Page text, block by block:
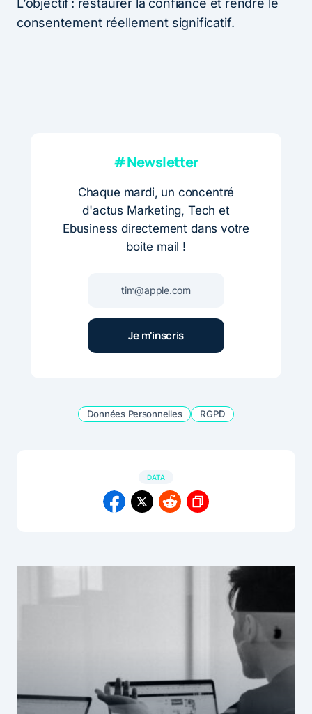
L’objectif : restaurer la confiance et rendre le
consentement réellement significatif.
#Newsletter
Chaque mardi, un concentré
d'actus Marketing, Tech et
Ebusiness directement dans votre
boite mail !
Données Personnelles RGPD
DATA